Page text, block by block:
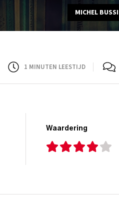
MICHEL BUSSI
1 MINUTEN LEESTIJD
Waardering